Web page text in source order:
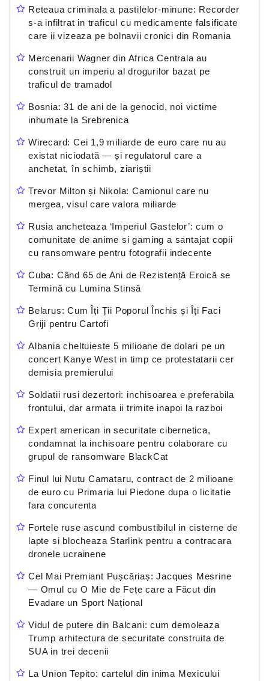
Reteaua criminala a pastilelor-minune: Recorder
s-a infiltrat in traficul cu medicamente falsificate
care ii vizeaza pe bolnavii cronici din Romania
Mercenarii Wagner din Africa Centrala au
construit un imperiu al drogurilor bazat pe
traficul de tramadol
Bosnia: 31 de ani de la genocid, noi victime
inhumate la Srebrenica
Wirecard: Cei 1,9 miliarde de euro care nu au
existat niciodată — și regulatorul care a
anchetat, în schimb, ziariștii
Trevor Milton și Nikola: Camionul care nu
mergea, visul care valora miliarde
Rusia ancheteaza ‘Imperiul Gastelor’: cum o
comunitate de anime si gaming a santajat copii
cu ransomware pentru fotografii indecente
Cuba: Când 65 de Ani de Rezistență Eroică se
Termină cu Lumina Stinsă
Belarus: Cum Îți Ții Poporul Închis și Îți Faci
Griji pentru Cartofi
Albania cheltuieste 5 milioane de dolari pe un
concert Kanye West in timp ce protestatarii cer
demisia premierului
Soldatii rusi dezertori: inchisoarea e preferabila
frontului, dar armata ii trimite inapoi la razboi
Expert american in securitate cibernetica,
condamnat la inchisoare pentru colaborare cu
grupul de ransomware BlackCat
Finul lui Nutu Camataru, contract de 2 milioane
de euro cu Primaria lui Piedone dupa o licitatie
fara concurenta
Fortele ruse ascund combustibilul in cisterne de
lapte si blocheaza Starlink pentru a contracara
dronele ucrainene
Cel Mai Premiant Pușcăriaș: Jacques Mesrine
— Omul cu O Mie de Fețe care a Făcut din
Evadare un Sport Național
Vidul de putere din Balcani: cum demoleaza
Trump arhitectura de securitate construita de
SUA in trei decenii
La Union Tepito: cartelul din inima Mexicului